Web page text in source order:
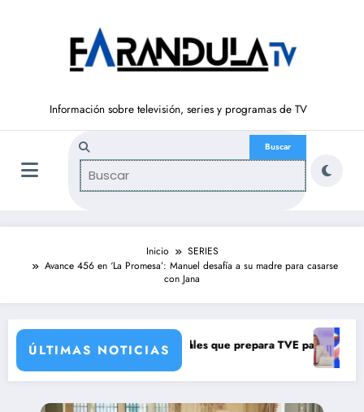
Información sobre televisión, series y programas de TV
Inicio
SERIES
Avance 456 en ‘La Promesa’: Manuel desafía a su madre para casarse
con Jana
ÚLTIMAS NOTICIAS
con una verdad brutal
cambios de corresponsales que prepara TVE para su nueva
Silvia